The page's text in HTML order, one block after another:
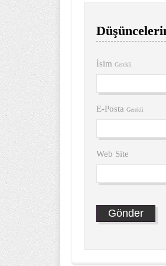
İsim Gerekli
E-Posta Gerekli
Web Site